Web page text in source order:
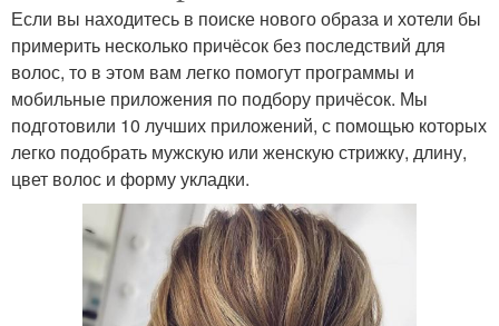
Если вы находитесь в поиске нового образа и хотели бы
примерить несколько причёсок без последствий для
волос, то в этом вам легко помогут программы и
мобильные приложения по подбору причёсок. Мы
подготовили 10 лучших приложений, с помощью которых
легко подобрать мужскую или женскую стрижку, длину,
цвет волос и форму укладки.